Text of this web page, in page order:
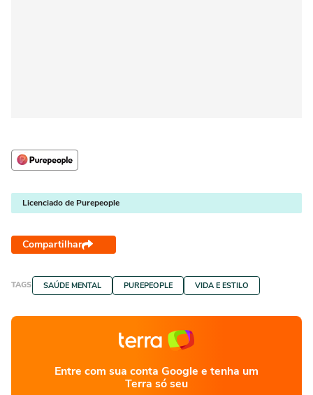
Licenciado de Purepeople
Compartilhar
TAGS SAÚDE MENTAL PUREPEOPLE VIDA E ESTILO
Entre com sua conta Google e tenha um
Terra só seu